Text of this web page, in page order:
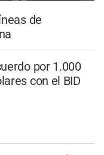
de
por 1.000
con el BID